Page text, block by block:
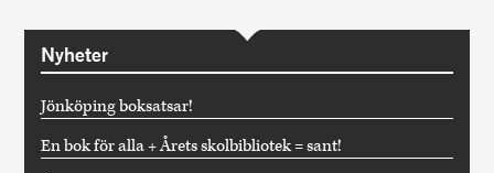
Nyheter
Jönköping boksatsar!
En bok för alla + Årets skolbibliotek = sant!